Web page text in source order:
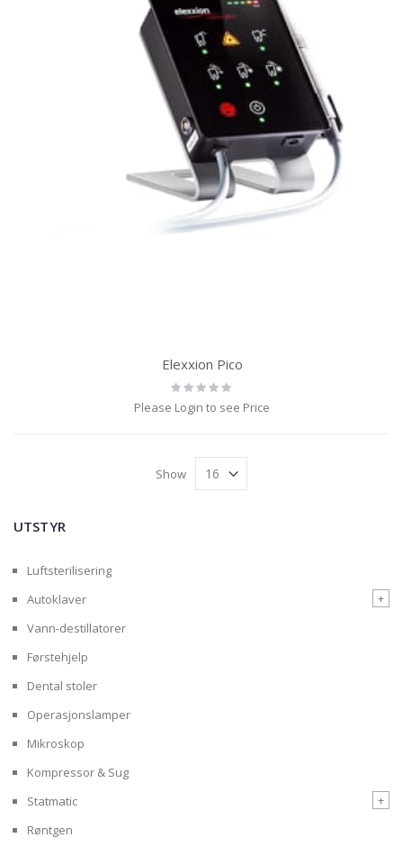
Elexxion Pico
Rating:
0%
Please Login to see Price
Show
UTSTYR
Luftsterilisering
Autoklaver
+
Vann-destillatorer
Førstehjelp
Dental stoler
Operasjonslamper
Mikroskop
Kompressor & Sug
Statmatic
+
Røntgen